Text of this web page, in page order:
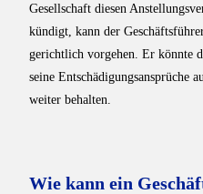
Gesellschaft diesen
kündigt, kann der
gerichtlich vorgehen. Er könnte
seine Entschädigungsansprüche
weiter behalten.
Wie kann ein